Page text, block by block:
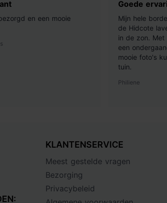
en een mooie
Goede
Mijn hele
de Hidcote
in de zon.
een
mooie foto's
tuin.
Philiene
KLANTENSERVICE
Meest gestelde vragen
Bezorging
Privacybeleid